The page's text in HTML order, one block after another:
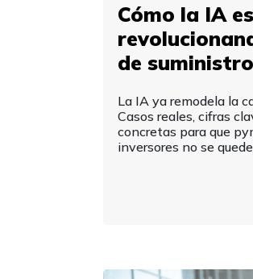
Cómo la IA
de
La IA ya remodela la
Casos reales, cifras
concretas para que
inversores no se